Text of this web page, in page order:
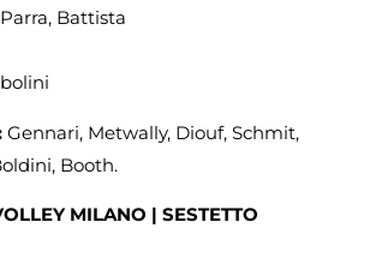
Parra, Battista
Gennari, Metwally, Diouf, Schmit,
Booth.
MILANO | SESTETTO